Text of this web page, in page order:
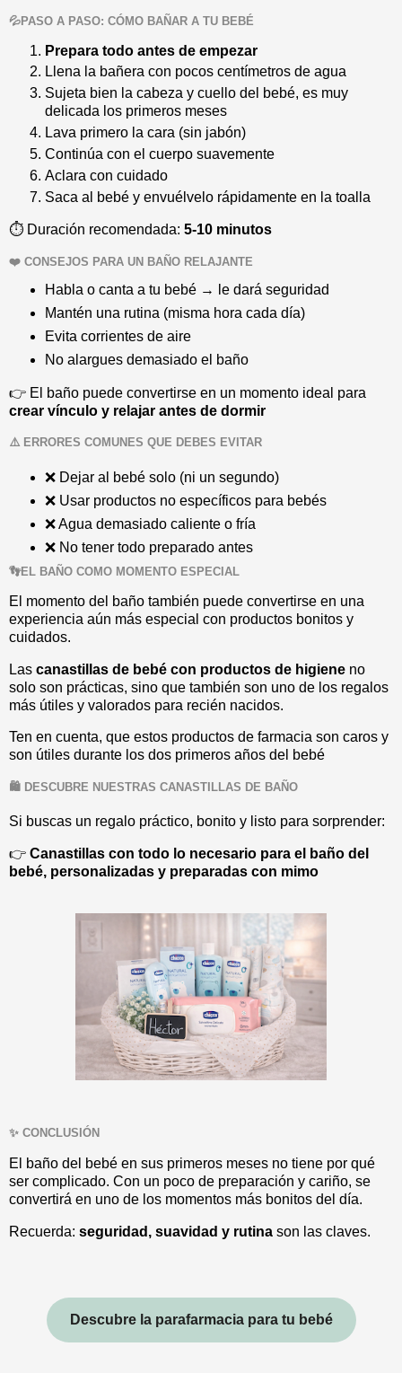
💦PASO A PASO: CÓMO BAÑAR A TU BEBÉ
Prepara todo antes de empezar
Llena la bañera con pocos centímetros de agua
Sujeta bien la cabeza y cuello del bebé, es muy
delicada los primeros meses
Lava primero la cara (sin jabón)
Continúa con el cuerpo suavemente
Aclara con cuidado
Saca al bebé y envuélvelo rápidamente en la toalla
⏱️ Duración recomendada: 5-10 minutos
❤️ CONSEJOS PARA UN BAÑO RELAJANTE
Habla o canta a tu bebé → le dará seguridad
Mantén una rutina (misma hora cada día)
Evita corrientes de aire
No alargues demasiado el baño
👉 El baño puede convertirse en un momento ideal para
crear vínculo y relajar antes de dormir
⚠️ ERRORES COMUNES QUE DEBES EVITAR
❌ Dejar al bebé solo (ni un segundo)
❌ Usar productos no específicos para bebés
❌ Agua demasiado caliente o fría
❌ No tener todo preparado antes
👣EL BAÑO COMO MOMENTO ESPECIAL
El momento del baño también puede convertirse en una
experiencia aún más especial con productos bonitos y
cuidados.
Las canastillas de bebé con productos de higiene no
solo son prácticas, sino que también son uno de los regalos
más útiles y valorados para recién nacidos.
Ten en cuenta, que estos productos de farmacia son caros y
son útiles durante los dos primeros años del bebé
🛍️ DESCUBRE NUESTRAS CANASTILLAS DE BAÑO
Si buscas un regalo práctico, bonito y listo para sorprender:
👉 Canastillas con todo lo necesario para el baño del
bebé, personalizadas y preparadas con mimo
✨ CONCLUSIÓN
El baño del bebé en sus primeros meses no tiene por qué
ser complicado. Con un poco de preparación y cariño, se
convertirá en uno de los momentos más bonitos del día.
Recuerda: seguridad, suavidad y rutina son las claves.
Descubre la parafarmacia para tu bebé